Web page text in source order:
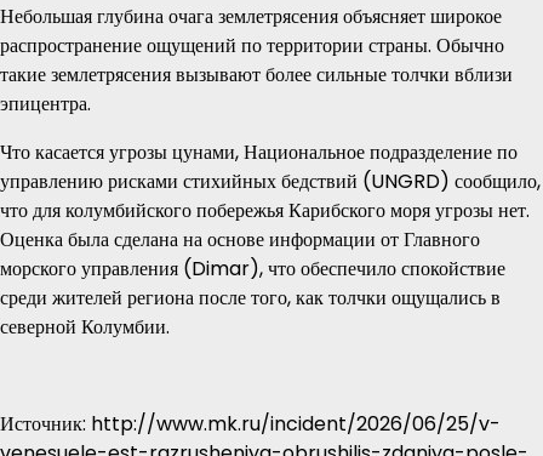
Небольшая глубина очага землетрясения объясняет широкое
распространение ощущений по территории страны. Обычно
такие землетрясения вызывают более сильные толчки вблизи
эпицентра.
Что касается угрозы цунами, Национальное подразделение по
управлению рисками стихийных бедствий (UNGRD) сообщило,
что для колумбийского побережья Карибского моря угрозы нет.
Оценка была сделана на основе информации от Главного
морского управления (Dimar), что обеспечило спокойствие
среди жителей региона после того, как толчки ощущались в
северной Колумбии.
Источник: http://www.mk.ru/incident/2026/06/25/v-